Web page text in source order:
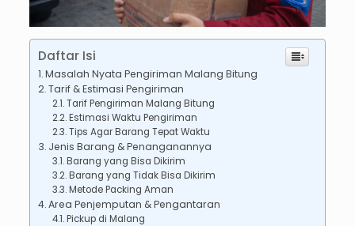
Daftar Isi
Masalah Nyata Pengiriman Malang Bitung
Tarif & Estimasi Pengiriman
Tarif Pengiriman Malang Bitung
Estimasi Waktu Pengiriman
Tips Agar Barang Tepat Waktu
Jenis Barang & Penanganannya
Barang yang Bisa Dikirim
Barang yang Tidak Bisa Dikirim
Metode Packing Aman
Area Penjemputan & Pengantaran
Pickup di Malang